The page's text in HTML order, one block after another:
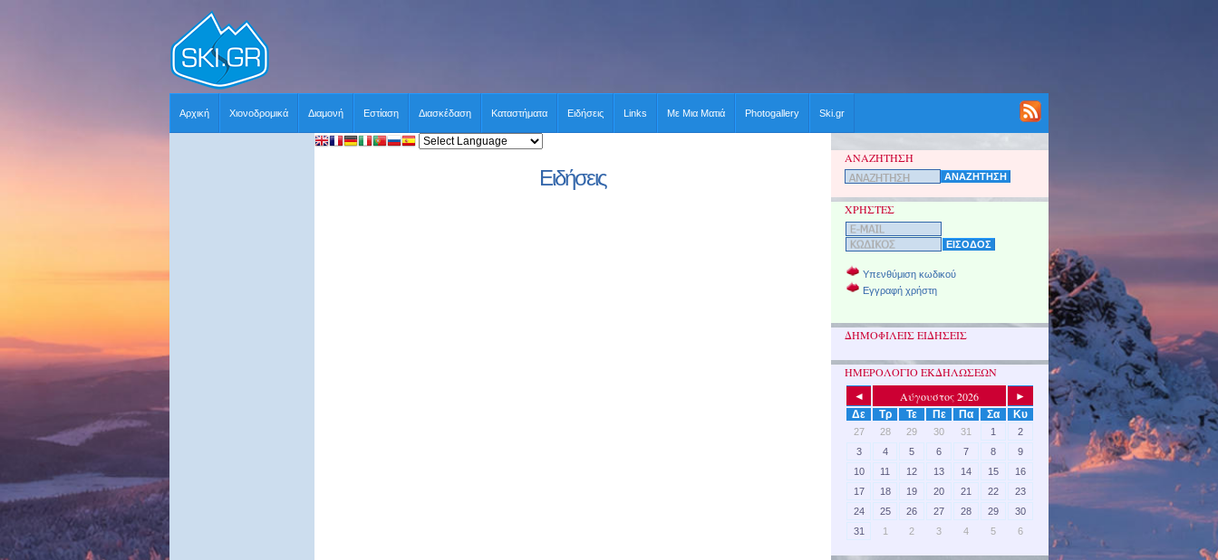
Αρχική Χιονοδρομικά Διαμονή Εστίαση Διασκέδαση Καταστήματα Ειδήσεις Links Με Μια Ματιά Photogallery Ski.gr
Ειδήσεις
ΑΝΑΖΗΤΗΣΗ
ΧΡΗΣΤΕΣ
Υπενθύμιση κωδικού
Εγγραφή χρήστη
ΔΗΜΟΦΙΛΕΙΣ ΕΙΔΗΣΕΙΣ
ΗΜΕΡΟΛΟΓΙΟ ΕΚΔΗΛΩΣΕΩΝ
◄ Αύγουστος 2026
►
Δε
Τρ Τε Πε Πα Σα Κυ
27 28 29 30 31 1
2
3
4 5 6 7 8
9
10
11 12 13 14 15
16
17
18 19 20 21 22
23
24
25 26 27 28 29
30
31
1 2 3 4 5 6